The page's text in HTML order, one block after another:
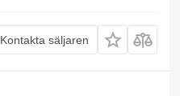
Kontakta säljaren